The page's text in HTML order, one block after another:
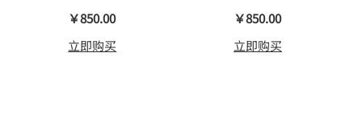
￥850.00
立即购买
￥850.00
立即购买